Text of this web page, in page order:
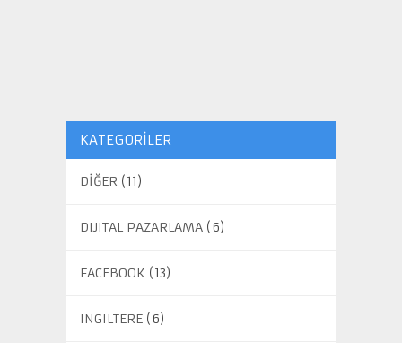
KATEGORILER
DİĞER (11)
DIJITAL PAZARLAMA(6)
FACEBOOK (13)
INGILTERE(6)